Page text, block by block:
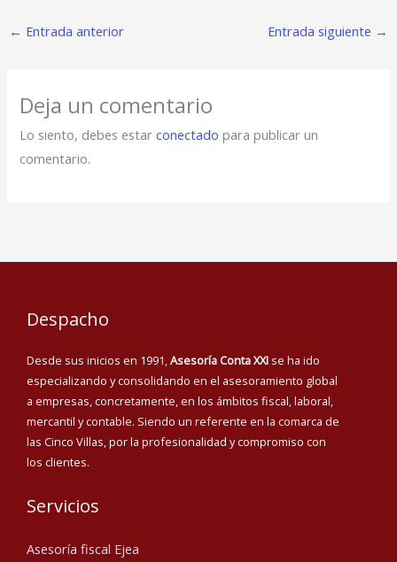
← Entrada anterior Entrada siguiente →
Deja un comentario
Lo siento, debes estarconectado para publicar un
comentario.
Despacho
Desde sus inicios en 1991,Asesoría Conta XXI se ha ido
especializando y consolidando en el asesoramiento global
a empresas, concretamente, en los ámbitos fiscal, laboral,
mercantil y contable. Siendo un referente en la comarca de
las Cinco Villas, por la profesionalidad y compromiso con
los clientes.
Servicios
Asesoría fiscal Ejea